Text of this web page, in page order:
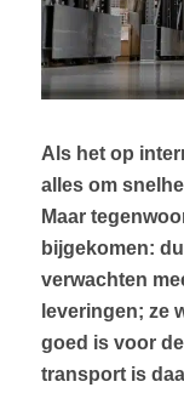
Als het op
alles om
Maar
bijgekomen:
verwachten
leveringen; ze
goed is voor
transport is